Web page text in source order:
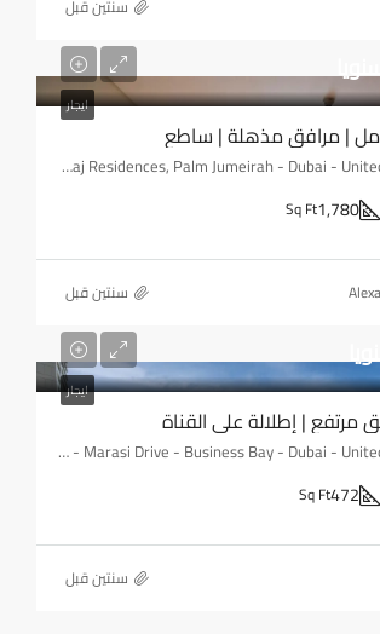
‏سنتين قبل
ايجار
| مرافق مذهلة | ساطع
Royal Amwaj Residences, Palm Jumeirah - Dubai - United Arab Emirates
1,780
Sq Ft
‏سنتين قبل
ايجار
| إطلالة على القناة
DAMAC - Reva Residences - Marasi Drive - Business Bay - Dubai - United Arab Emirates
472
Sq Ft
‏سنتين قبل